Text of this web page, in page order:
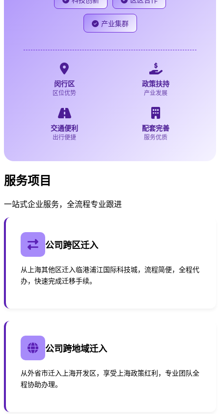
产业集群
闵行区
区位优势
政策扶持
产业发展
交通便利
出行便捷
配套完善
服务优质
服务项目
一站式企业服务，全流程专业跟进
公司跨区迁入
从上海其他区迁入临港浦江国际科技城，流程简便，全程代
办，快速完成迁移手续。
公司跨地域迁入
从外省市迁入上海开发区，享受上海政策红利，专业团队全
程协助办理。